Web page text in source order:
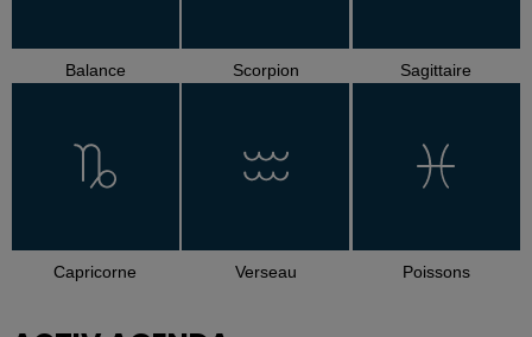
Balance Scorpion Sagittaire
Capricorne Verseau Poissons